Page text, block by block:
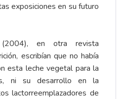
exposiciones en su futuro
en otra revista
escribían que no había
esta leche vegetal para la
ni su desarrollo en la
lactorreemplazadores de